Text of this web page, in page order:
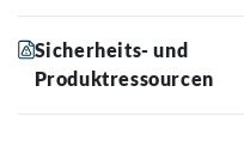
Sicherheits- und
Produktressourcen